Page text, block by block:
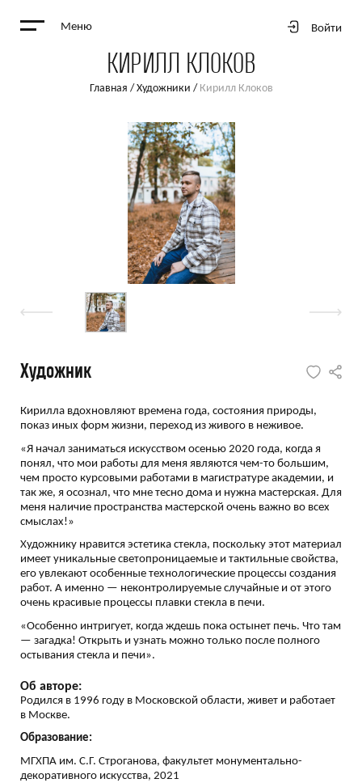
Меню Войти
КИРИЛЛ КЛОКОВ
Главная / Художники / Кирилл Клоков
Художник
Кирилла вдохновляют времена года, состояния природы,
показ иных форм жизни, переход из живого в неживое.
«Я начал заниматься искусством осенью 2020 года, когда я
понял, что мои работы для меня являются чем-то большим,
чем просто курсовыми работами в магистратуре академии, и
так же, я осознал, что мне тесно дома и нужна мастерская. Для
меня наличие пространства мастерской очень важно во всех
смыслах!»
Художнику нравится эстетика стекла, поскольку этот материал
имеет уникальные светопроницаемые и тактильные свойства,
его увлекают особенные технологические процессы создания
работ. А именно — неконтролируемые случайные и от этого
очень красивые процессы плавки стекла в печи.
«Особенно интригует, когда ждешь пока остынет печь. Что там
— загадка! Открыть и узнать можно только после полного
остывания стекла и печи».
Об авторе:
Родился в 1996 году в Московской области, живет и работает
в Москве.
Образование:
МГХПА им. С.Г. Строганова, факультет монументально-
декоративного искусства, 2021